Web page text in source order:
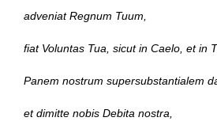
adveniat Regnum Tuum,
fiat Voluntas Tua, sicut in Caelo, et in
Panem nostrum supersubstantialem
et dimitte nobis Debita nostra,